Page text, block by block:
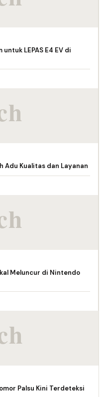
untuk LEPAS E4 EV di
Adu Kualitas dan Layanan
Meluncur di Nintendo
Palsu Kini Terdeteksi